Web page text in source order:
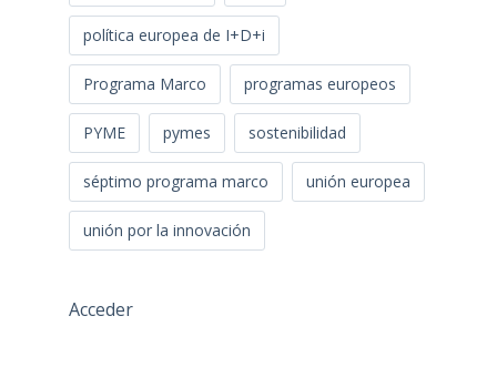
política europea de I+D+i
Programa Marco programas europeos
PYME pymes sostenibilidad
séptimo programa marco unión europea
unión por la innovación
Acceder